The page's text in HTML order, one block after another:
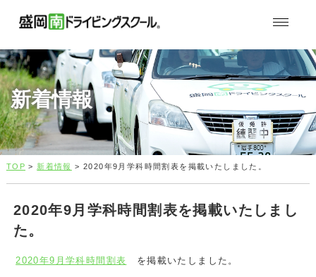
新着情報
TOP > 新着情報 > 2020年9月学科時間割表を掲載いたしました。
2020年9月学科時間割表を掲載いたしまし
た。
2020年9月学科時間割表 を掲載いたしました。